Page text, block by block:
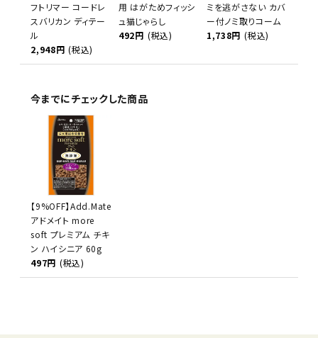
フトリマー コードレ
スバリカン ディテー
ル
2,948円 (税込)
用 はがためフィッシ
ュ猫じゃらし
492円 (税込)
ミを逃がさない カバ
ー付ノミ取りコーム
1,738円 (税込)
今までにチェックした商品
【9%OFF】Add.Mate
アドメイト more
soft プレミアム チキ
ン ハイシニア 60g
497円 (税込)